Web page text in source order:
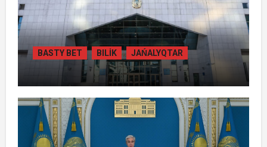
BASTY BET BILİK JAŃALYQTAR
ЖАМБЫЛ ОБЛЫСЫНДА
ҚАЙТАРЫЛҒАН АКТИВТЕР ЕСЕБІНЕН
84 МЫҢ ТҰРҒЫН ТҰРАҚТЫ ГАЗБЕН
ҚАМТЫЛАДЫ